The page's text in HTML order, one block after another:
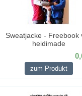
Sweatjacke - Freebook
heidimade
zum Produkt